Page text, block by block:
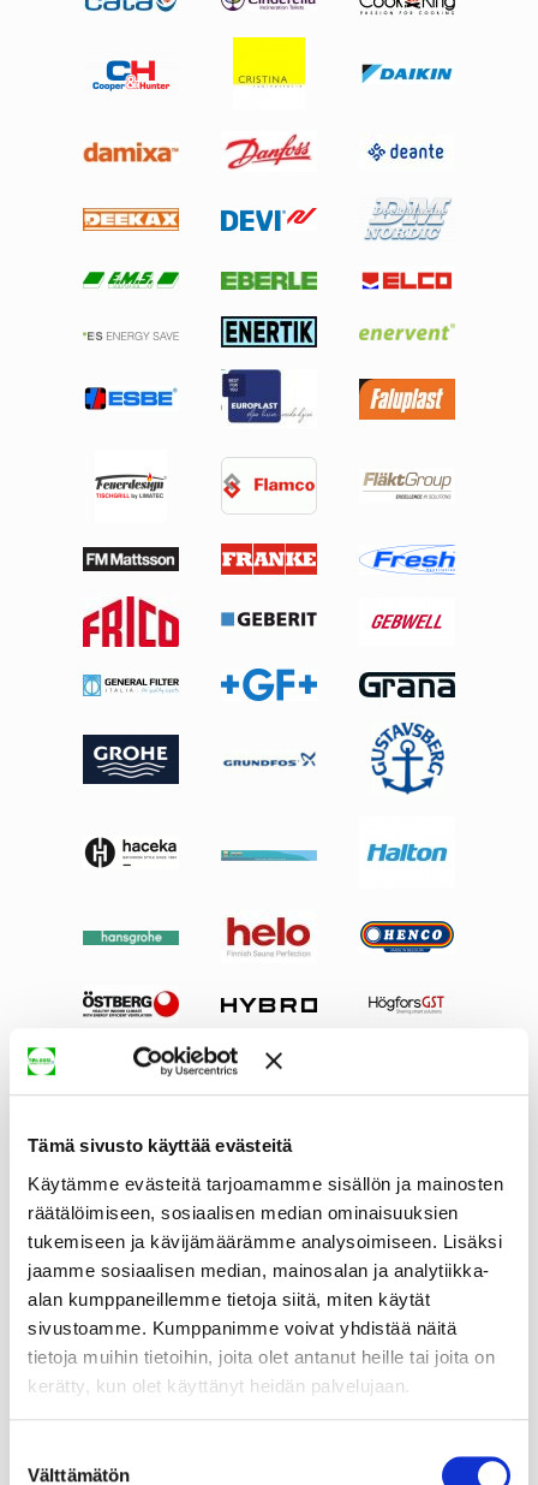
Tämä sivusto käyttää evästeitä
Käytämme evästeitä tarjoamamme sisällön ja mainosten
räätälöimiseen, sosiaalisen median ominaisuuksien
tukemiseen ja kävijämäärämme analysoimiseen. Lisäksi
jaamme sosiaalisen median, mainosalan ja analytiikka-
alan kumppaneillemme tietoja siitä, miten käytät
sivustoamme. Kumppanimme voivat yhdistää näitä
tietoja muihin tietoihin, joita olet antanut heille tai joita on
kerätty, kun olet käyttänyt heidän palvelujaan.
valinta
Välttämätön